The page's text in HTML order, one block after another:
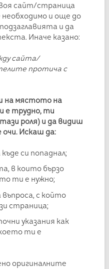
сайт/страница
и още до
и да
Иначе казано:
сайта/
протича с
на мястото на
е трудно, ти
роля) и да видиш
очи. Искаш да:
си попаднал;
в които бързо
ти е нужно;
с който
страница;
указания как
ти е
оригиналните